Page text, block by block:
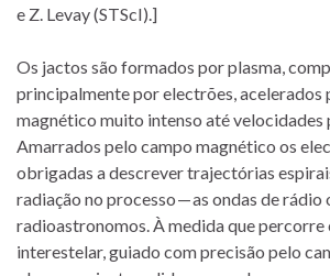
e Z. Levay (STScI).]
Os jactos são formados por plasma,
principalmente por electrões, acelerados
magnético muito intenso até velocidades
Amarrados pelo campo magnético os
obrigadas a descrever trajectórias
radiação no processo — as ondas de rádio
radioastronomos. À medida que percorre
interestelar, guiado com precisão pelo